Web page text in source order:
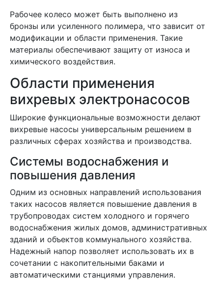
Рабочее колесо может быть выполнено из
бронзы или усиленного полимера, что зависит от
модификации и области применения. Такие
материалы обеспечивают защиту от износа и
химического воздействия.
Области применения
вихревых электронасосов
Широкие функциональные возможности делают
вихревые насосы универсальным решением в
различных сферах хозяйства и производства.
Системы водоснабжения и
повышения давления
Одним из основных направлений использования
таких насосов является повышение давления в
трубопроводах систем холодного и горячего
водоснабжения жилых домов, административных
зданий и объектов коммунального хозяйства.
Надежный напор позволяет использовать их в
сочетании с накопительными баками и
автоматическими станциями управления.